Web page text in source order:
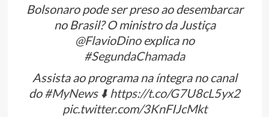
Bolsonaro pode ser preso ao desembarcar
no Brasil? O ministro da Justiça
@FlavioDinoexplica no
#SegundaChamada
Assista ao programa na íntegra no canal
do#MyNews⬇️ https://t.co/G7U8cL5yx2
pic.twitter.com/3KnFIJcMkt